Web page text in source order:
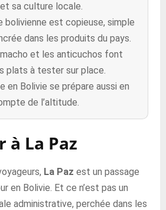
sa culture locale.
bolivienne est copieuse, simple
dans les produits du pays.
et les anticuchos font
plats à tester sur place.
en Bolivie se prépare aussi en
de l’altitude.
à La Paz
La Paz est un passage
en Bolivie. Et ce n’est pas un
administrative, perchée dans les